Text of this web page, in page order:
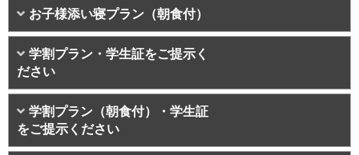
お子様添い寝プラン（朝食付）
学割プラン・学生証をご提示く
ださい
学割プラン（朝食付）・学生証
をご提示ください